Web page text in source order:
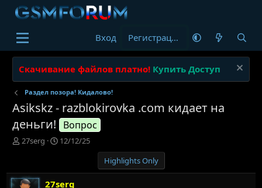
Вход Регистрация
Скачивание файлов платно! Купить Доступ
Раздел позора! Кидалово!
Asikskz - razblokirovka .com кидает на
деньги! Вопрос
А
о
р
27serg
Д
а
н
12/12/25
Highlights Only
27serg